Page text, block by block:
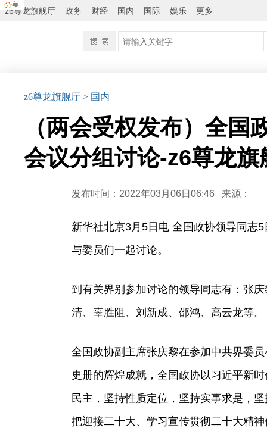
z6尊龙旗舰厅 政务 财经 国内 国际 娱乐 更多
z6尊龙旗舰厅 > 国内
（两会受权发布）全
会议分组讨论-z6尊龙旗
发布时间：2022年03月06日06:46 来源：
新华社北京3月5日电 全国政协领导同志
与委员们一起讨论。
到有关界别参加讨论的领导同志有：张
清、辜胜阻、刘新成、邵鸿、高云龙等。
全国政协副主席张庆黎在参加中共界委
史册的辉煌成就，全国政协以习近平新
民主，坚持性质定位，坚持实事求是，
把迎接二十大、学习宣传贯彻二十大精